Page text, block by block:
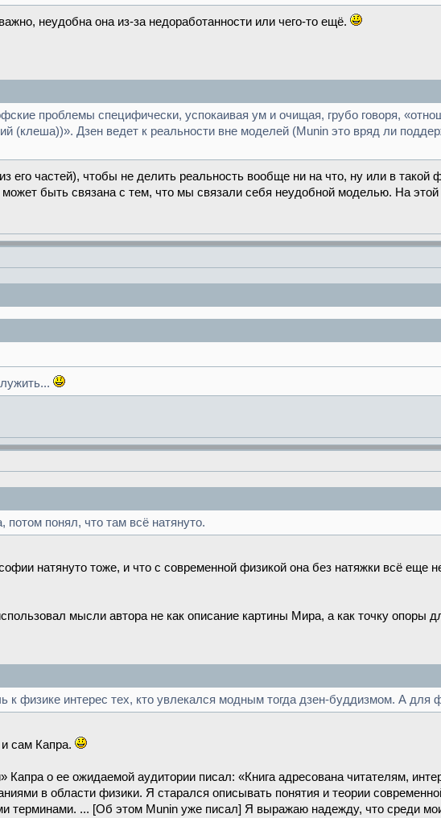
неудобна она из-за недоработанности или чего-то ещё.
проблемы специфически, успокаивая ум и очищая, грубо говоря,
(клеша))». Дзен ведет к реальности вне моделей (Munin это вряд ли
его частей), чтобы не делить реальность вообще ни на что, ну или в
быть связана с тем, что мы связали себя неудобной моделью. На этой
понял, что там всё натянуто.
натянуто тоже, и что с современной физикой она без натяжки всё еще
мысли автора не как описание картины Мира, а как точку опоры
к физике интерес тех, кто увлекался модным тогда дзен-буддизмом. А для
сам Капра.
Капра о ее ожидаемой аудитории писал: «Книга адресована читателям,
в области физики. Я старался описывать понятия и теории
терминами. ... [Об этом Munin уже писал] Я выражаю надежду, что среди